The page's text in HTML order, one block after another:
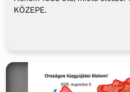
KÖZEPE.